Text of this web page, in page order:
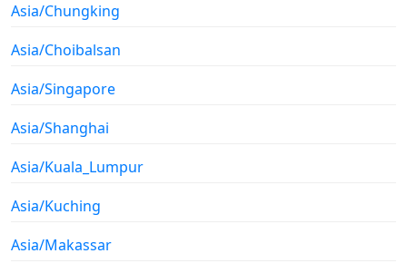
Asia/Chungking
Asia/Choibalsan
Asia/Singapore
Asia/Shanghai
Asia/Kuala_Lumpur
Asia/Kuching
Asia/Makassar